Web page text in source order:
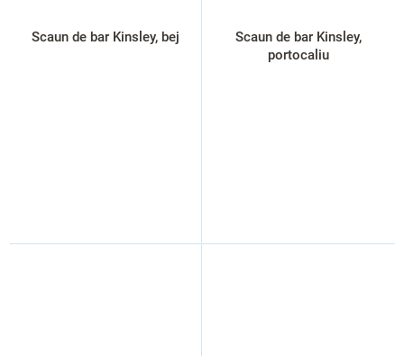
Scaun de bar Kinsley, bej
Scaun de bar Kinsley,
portocaliu